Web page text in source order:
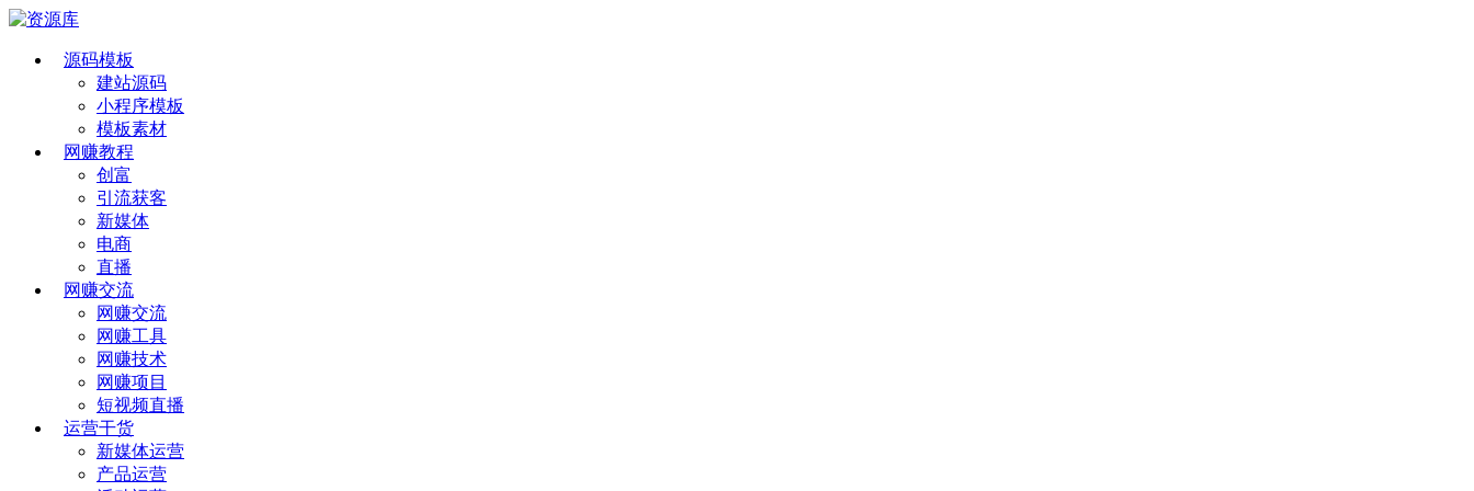
源码模板
建站源码
小程序模板
模板素材
网赚教程
创富
引流获客
新媒体
电商
直播
网赚交流
网赚交流
网赚工具
网赚技术
网赚项目
短视频直播
运营干货
新媒体运营
产品运营